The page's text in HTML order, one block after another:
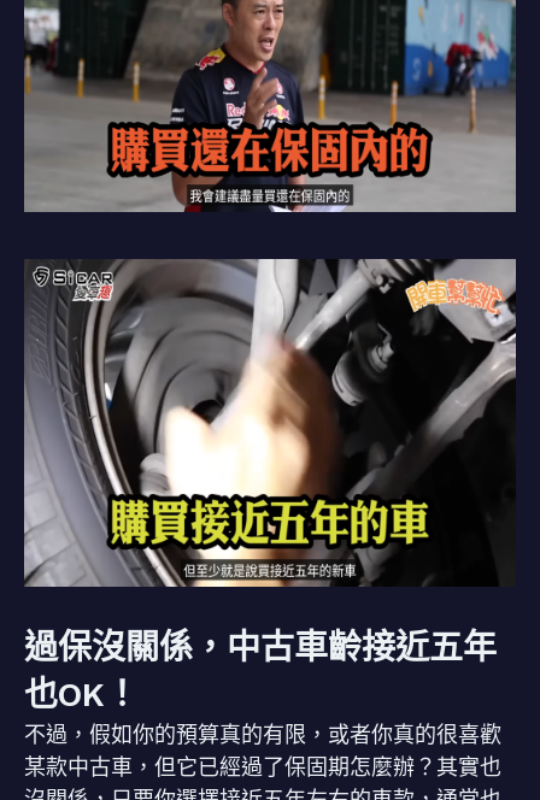
過保沒關係，中古車齡接近五年
也OK！
不過，假如你的預算真的有限，或者你真的很喜歡
某款中古車，但它已經過了保固期怎麼辦？其實也